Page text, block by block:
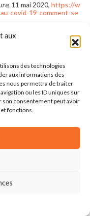
aux
des technologies
aux informations des
nous permettra de traiter
ou les ID uniques sur
son consentement peut avoir
fonctions.
, 11 mai 2020, https://w
covid-19-comment-se
chercheurs africains
fermé de la recherche
club-ferme-de-la-rech
Madagascar face aux
, 10 juin 2020,
https://ww
organicsde-madaga
le COVID-19 : et si la
05/08/remede-contre-l
chercheurs africains… »,
Africaines et Africains